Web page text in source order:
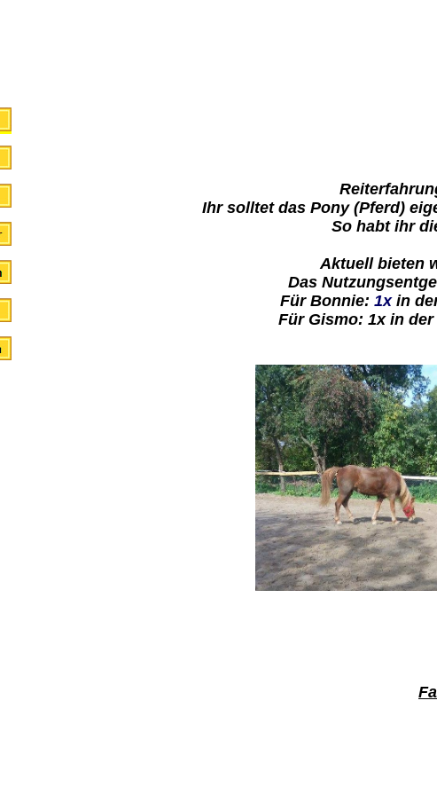
Ihr solltet das Pony (Pferd)
So habt ihr
Aktuell bieten
Das
Für Bonnie: 1xin
Für Gismo: 1x in der
F